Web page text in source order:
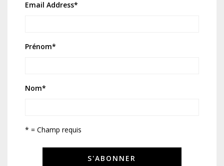
Email Address*
Prénom*
Nom*
* = Champ requis